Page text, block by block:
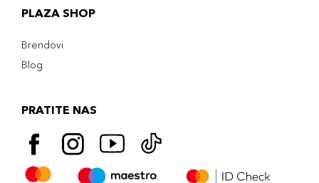
PLAZA SHOP
Brendovi
Blog
PRATITE NAS